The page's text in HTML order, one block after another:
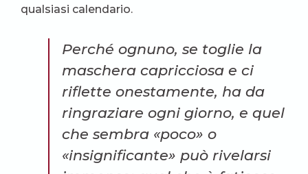
qualsiasi calendario.
Perché ognuno, se toglie la
maschera capricciosa e ci
riflette onestamente, ha da
ringraziare ogni giorno, e quel
che sembra «poco» o
«insignificante» può rivelarsi